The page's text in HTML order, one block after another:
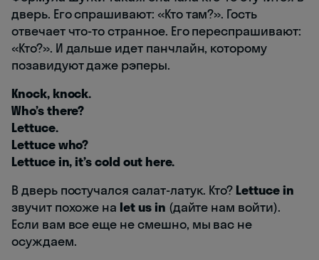
дверь. Его спрашивают: «Кто там?». Гость
отвечает что-то странное. Его переспрашивают:
«Кто?». И дальше идет панчлайн, которому
позавидуют даже рэперы.
Knock, knock.
Who’s there?
Lettuce.
Lettuce who?
Lettuce in, it’s cold out here.
В дверь постучался салат-латук. Кто? Lettuce in
звучит похоже на let us in (дайте нам войти).
Если вам все еще не смешно, мы вас не
осуждаем.